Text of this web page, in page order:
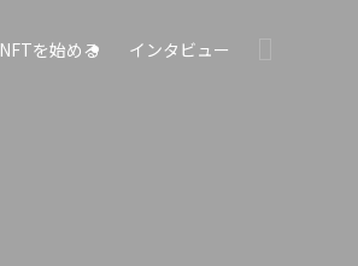
NFTを始める インタビュー